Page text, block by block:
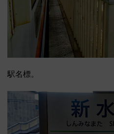
駅名標。